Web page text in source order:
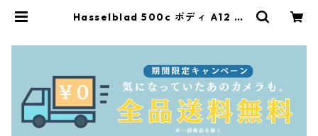
Hasselblad 500c ボディ A12 ノ
門店